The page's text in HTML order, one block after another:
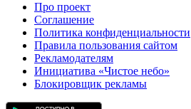
Про проект
Соглашение
Политика конфиденциальности
Правила пользования сайтом
Рекламодателям
Инициатива «Чистое небо»
Блокировщик рекламы